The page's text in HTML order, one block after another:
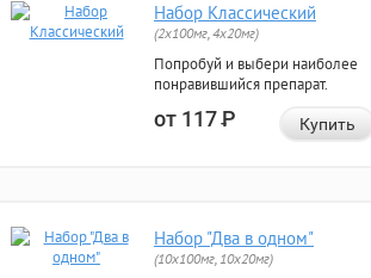
Набор Классический
(2x100мг, 4x20мг)
Попробуй и выбери наиболее
понравившийся препарат.
от 117Р Купить
Набор "Два в одном"
(10x100мг, 10x20мг)